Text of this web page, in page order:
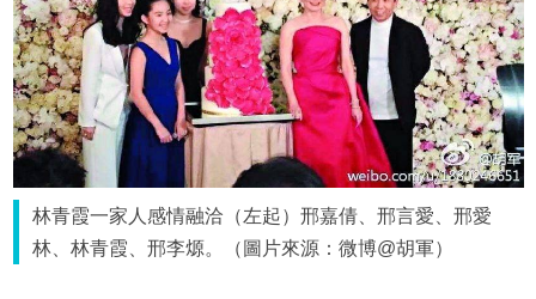
林青霞一家人感情融洽（左起）邢嘉倩、邢言愛、邢愛
林、林青霞、邢李㷧。（圖片來源：微博@胡軍）